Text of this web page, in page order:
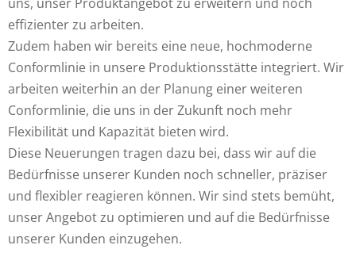
effizienter zu arbeiten.
Zudem haben wir bereits eine neue, hochmoderne
Conformlinie in unsere Produktionsstätte integriert. Wir
arbeiten weiterhin an der Planung einer weiteren
Conformlinie, die uns in der Zukunft noch mehr
Flexibilität und Kapazität bieten wird.
Diese Neuerungen tragen dazu bei, dass wir auf die
Bedürfnisse unserer Kunden noch schneller, präziser
und flexibler reagieren können. Wir sind stets bemüht,
unser Angebot zu optimieren und auf die Bedürfnisse
unserer Kunden einzugehen.